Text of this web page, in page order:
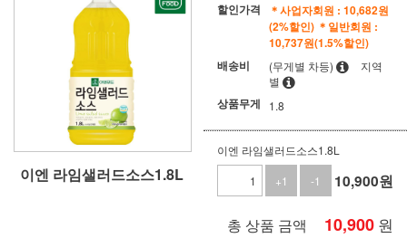
이엔 라임샐러드소스1.8L
할인가격
＊사업자회원 : 10,682원
(2%할인) ＊일반회원 :
10,737원(1.5%할인)
배송비
(무게별 차등)
지역
별
상품무게 1.8
이엔 라임샐러드소스1.8L
+1
-1 10,900원
총 상품 금액 10,900 원